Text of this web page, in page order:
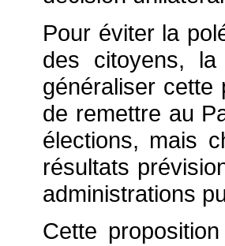
Pour éviter la
des citoyens,
généraliser cette
de remettre au
élections, mais
résultats
administrations
Cette